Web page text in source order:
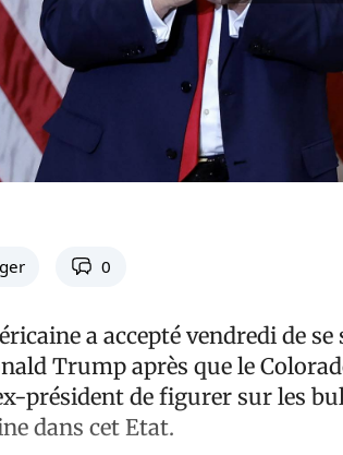
0
a accepté vendredi de
Trump après que le
président de figurer sur les
dans cet Etat.